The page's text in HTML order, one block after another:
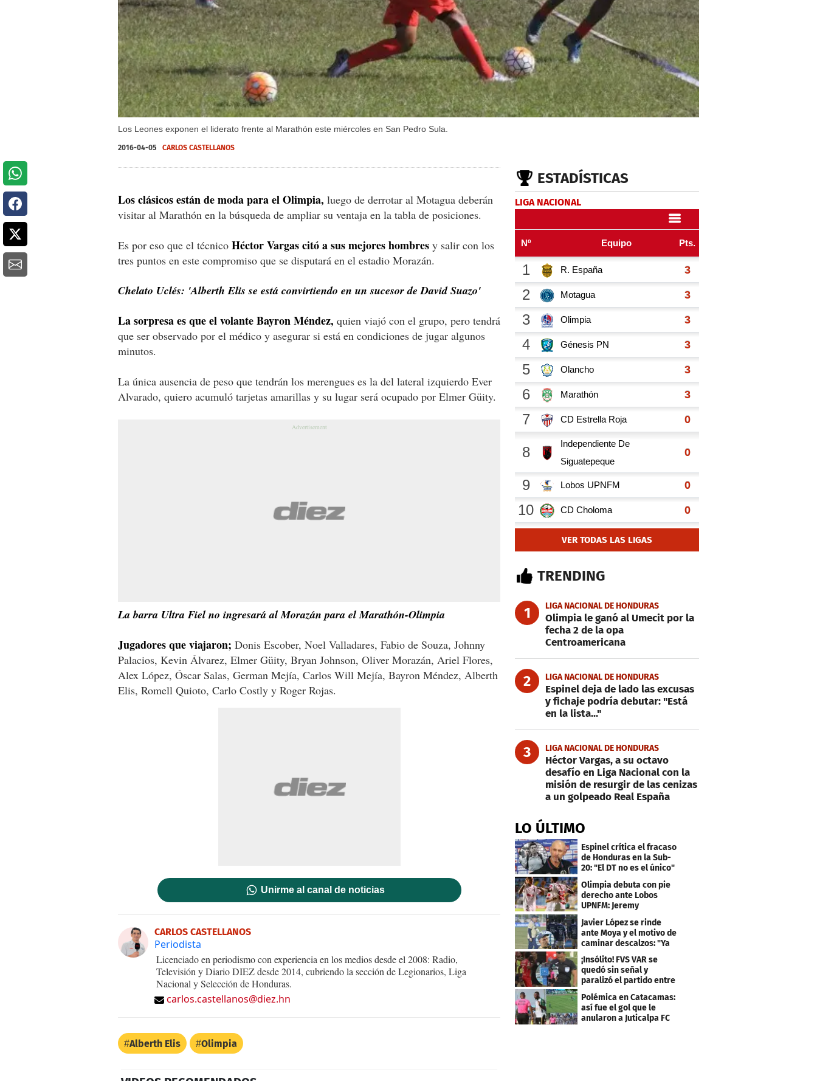
Los Leones exponen el liderato frente al Marathón este miércoles en San Pedro Sula.
2016-04-05 CARLOS CASTELLANOS
Los clásicos están de moda para el Olimpia, luego de derrotar al Motagua deberán
visitar al Marathón en la búsqueda de ampliar su ventaja en la tabla de posiciones.
Es por eso que el técnico Héctor Vargas citó a sus mejores hombres y salir con los
tres puntos en este compromiso que se disputará en el estadio Morazán.
Chelato Uclés: 'Alberth Elis se está convirtiendo en un sucesor de David Suazo'
La sorpresa es que el volante Bayron Méndez, quien viajó con el grupo, pero tendrá
que ser observado por el médico y asegurar si está en condiciones de jugar algunos
minutos.
La única ausencia de peso que tendrán los merengues es la del lateral izquierdo Ever
Alvarado, quiero acumuló tarjetas amarillas y su lugar será ocupado por Elmer Güity.
La barra Ultra Fiel no ingresará al Morazán para el Marathón-Olimpia
Jugadores que viajaron; Donis Escober, Noel Valladares, Fabio de Souza, Johnny
Palacios, Kevin Álvarez, Elmer Güity, Bryan Johnson, Oliver Morazán, Ariel Flores,
Alex López, Óscar Salas, German Mejía, Carlos Will Mejía, Bayron Méndez, Alberth
Elis, Romell Quioto, Carlo Costly y Roger Rojas.
Unirme al canal de noticias
CARLOS CASTELLANOS
Periodista
Licenciado en periodismo con experiencia en los medios desde el 2008: Radio,
Televisión y Diario DIEZ desde 2014, cubriendo la sección de Legionarios, Liga
Nacional y Selección de Honduras.
carlos.castellanos@diez.hn
Alberth Elis Olimpia
ESTADÍSTICAS
LIGA NACIONAL
VER TODAS LAS LIGAS
TRENDING
1 LIGA NACIONAL DE HONDURAS
Olimpia le ganó al Umecit por la
fecha 2 de la opa
Centroamericana
2 LIGA NACIONAL DE HONDURAS
Espinel deja de lado las excusas
y fichaje podría debutar: "Está
en la lista..."
3 LIGA NACIONAL DE HONDURAS
Héctor Vargas, a su octavo
desafío en Liga Nacional con la
misión de resurgir de las cenizas
a un golpeado Real España
LO ÚLTIMO
Espinel crítica el fracaso
de Honduras en la Sub-
20: "El DT no es el único"
Olimpia debuta con pie
derecho ante Lobos
UPNFM: Jeremy
Rodríguez fue el héroe
Javier López se rinde
ante Moya y el motivo de
caminar descalzos: "Ya
nos piden la 21"
¡Insólito! FVS VAR se
quedó sin señal y
paralizó el partido entre
Estrella Roja-Olancho
Polémica en Catacamas:
así fue el gol que le
anularon a Juticalpa FC